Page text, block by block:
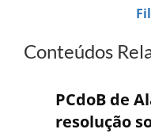
Conteúdos
PCdoB de
resolução